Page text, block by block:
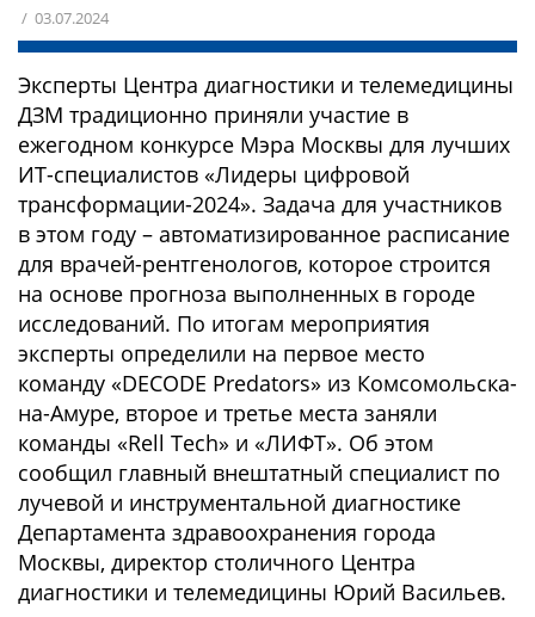
/ 03.07.2024
Эксперты Центра диагностики и телемедицины
ДЗМ традиционно приняли участие в
ежегодном конкурсе Мэра Москвы для лучших
ИТ-специалистов «Лидеры цифровой
трансформации-2024». Задача для участников
в этом году – автоматизированное расписание
для врачей-рентгенологов, которое строится
на основе прогноза выполненных в городе
исследований. По итогам мероприятия
эксперты определили на первое место
команду «DECODE Predators» из Комсомольска-
на-Амуре, второе и третье места заняли
команды «Rell Tech» и «ЛИФТ». Об этом
сообщил главный внештатный специалист по
лучевой и инструментальной диагностике
Департамента здравоохранения города
Москвы, директор столичного Центра
диагностики и телемедицины Юрий Васильев.